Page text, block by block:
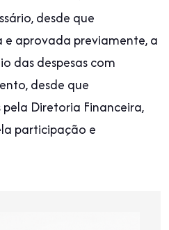
desde que
aprovada previamente, a
das despesas com
desde que
Diretoria Financeira,
participação e